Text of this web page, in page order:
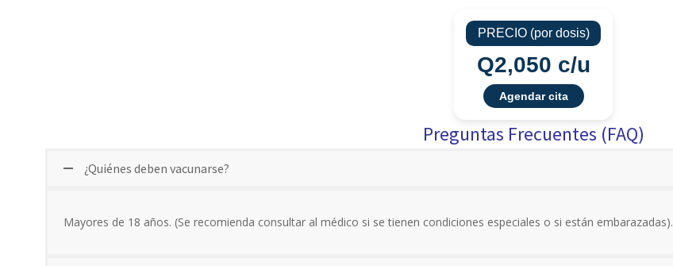
PRECIO (por dosis)
Q2,050 c/u
Agendar cita
Preguntas Frecuentes (FAQ)
¿Quiénes deben vacunarse?
Mayores de 18 años. (Se recomienda consultar al médico si se tienen condiciones especiales o si están embarazadas).